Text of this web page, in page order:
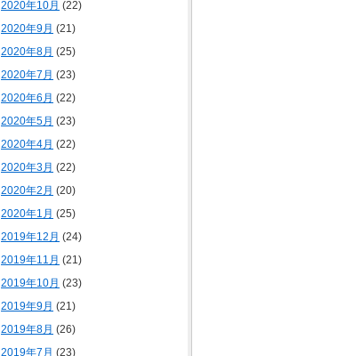
2020年10月 (22)
2020年9月 (21)
2020年8月 (25)
2020年7月 (23)
2020年6月 (22)
2020年5月 (23)
2020年4月 (22)
2020年3月 (22)
2020年2月 (20)
2020年1月 (25)
2019年12月 (24)
2019年11月 (21)
2019年10月 (23)
2019年9月 (21)
2019年8月 (26)
2019年7月 (23)